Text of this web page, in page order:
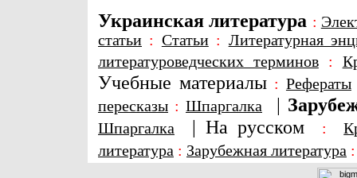
Украинская литература :
статьи : Статьи: Литературная
литературоведческих терминов:
Учебные материалы : Рефераты
пересказы : Шпаргалка |
Шпаргалка | На русском :
литература : Зарубежная литература